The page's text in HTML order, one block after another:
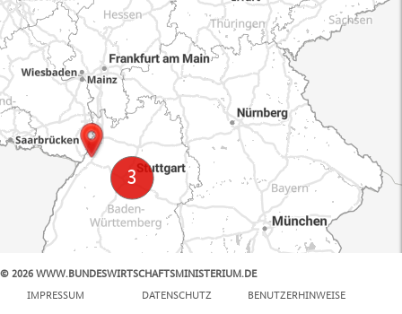
© 2026 WWW.BUNDESWIRTSCHAFTSMINISTERIUM.DE
IMPRESSUM
DATENSCHUTZ BENUTZERHINWEISE